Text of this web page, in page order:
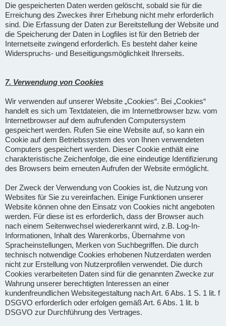
Die gespeicherten Daten werden gelöscht, sobald sie für die
Erreichung des Zweckes ihrer Erhebung nicht mehr erforderlich
sind. Die Erfassung der Daten zur Bereitstellung der Website und
die Speicherung der Daten in Logfiles ist für den Betrieb der
Internetseite zwingend erforderlich. Es besteht daher keine
Widerspruchs- und Beseitigungsmöglichkeit Ihrerseits.
7. Verwendung von Cookies
Wir verwenden auf unserer Website „Cookies“. Bei „Cookies“
handelt es sich um Textdateien, die im Internetbrowser bzw. vom
Internetbrowser auf dem aufrufenden Computersystem
gespeichert werden. Rufen Sie eine Website auf, so kann ein
Cookie auf dem Betriebssystem des von Ihnen verwendeten
Computers gespeichert werden. Dieser Cookie enthält eine
charakteristische Zeichenfolge, die eine eindeutige Identifizierung
des Browsers beim erneuten Aufrufen der Website ermöglicht.
Der Zweck der Verwendung von Cookies ist, die Nutzung von
Websites für Sie zu vereinfachen. Einige Funktionen unserer
Website können ohne den Einsatz von Cookies nicht angeboten
werden. Für diese ist es erforderlich, dass der Browser auch
nach einem Seitenwechsel wiedererkannt wird, z.B. Log-In-
Informationen, Inhalt des Warenkorbs, Übernahme von
Spracheinstellungen, Merken von Suchbegriffen. Die durch
technisch notwendige Cookies erhobenen Nutzerdaten werden
nicht zur Erstellung von Nutzerprofilen verwendet. Die durch
Cookies verarbeiteten Daten sind für die genannten Zwecke zur
Wahrung unserer berechtigten Interessen an einer
kundenfreundlichen Websitegestaltung nach Art. 6 Abs. 1 S. 1 lit. f
DSGVO erforderlich oder erfolgen gemäß Art. 6 Abs. 1 lit. b
DSGVO zur Durchführung des Vertrages.